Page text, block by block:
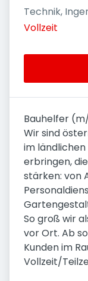
Technik,
Vollzeit
Bauhelfer
Wir sind
im
erbringen,
stärken: von
So groß wir
vor Ort. Ab
Kunden im
Vollzeit/